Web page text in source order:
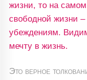
жизни, то на
свободной жизни –
убеждениям.
мечту в жизнь.
Это верное